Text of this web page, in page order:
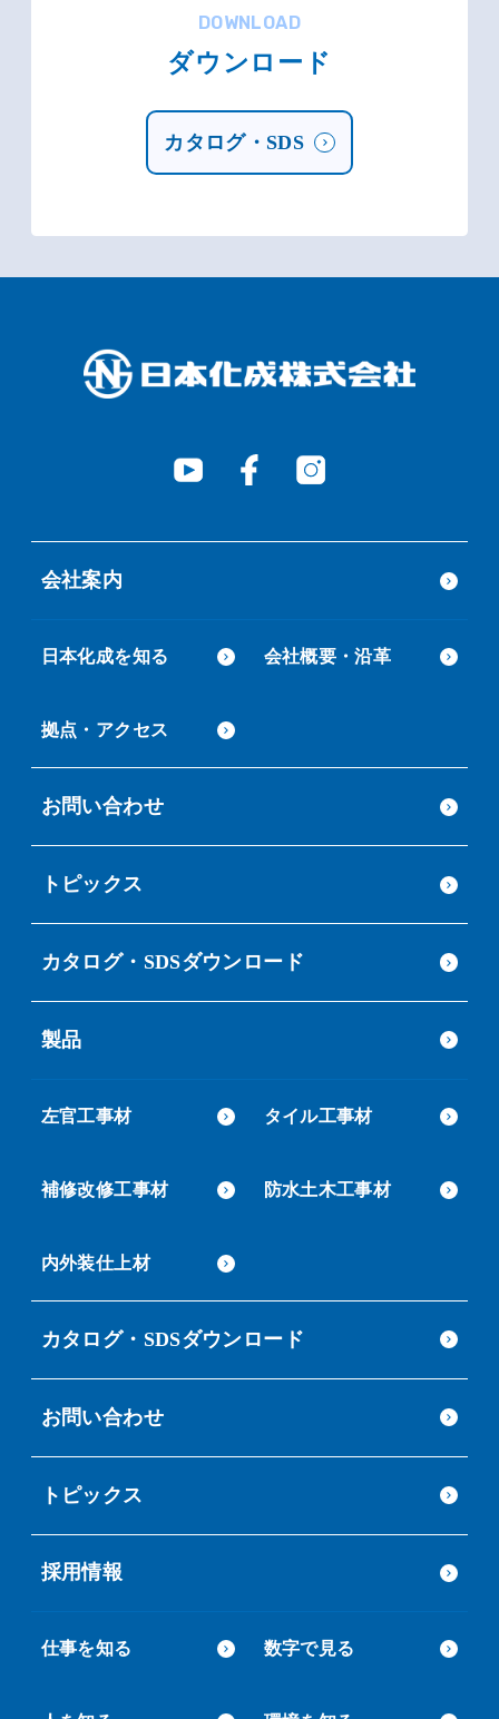
DOWNLOAD
ダウンロード
カタログ・SDS
会社案内
日本化成を知る 会社概要・沿革
拠点・アクセス
お問い合わせ
トピックス
カタログ・SDSダウンロード
製品
左官工事材 タイル工事材
補修改修工事材 防水土木工事材
内外装仕上材
カタログ・SDSダウンロード
お問い合わせ
トピックス
採用情報
仕事を知る 数字で見る